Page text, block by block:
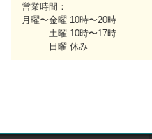
交換いたします。(往復は
後3カ月ごとにカートリッ
営業時間：
月曜〜金曜 10時〜20時
土曜 10時〜17時
日曜 休み